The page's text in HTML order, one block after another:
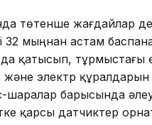
төтенше жағдайлар
32 мыңнан астам
қатысып, тұрмыстағы
және электр
шаралар барысында
қарсы датчиктер